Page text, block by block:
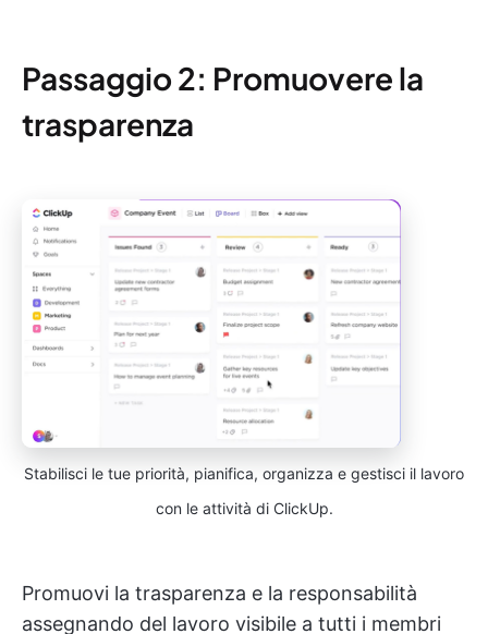
Passaggio 2: Promuovere la
trasparenza
Stabilisci le tue priorità, pianifica, organizza e gestisci il lavoro
con le attività di ClickUp.
Promuovi la trasparenza e la responsabilità
assegnando del lavoro visibile a tutti i membri